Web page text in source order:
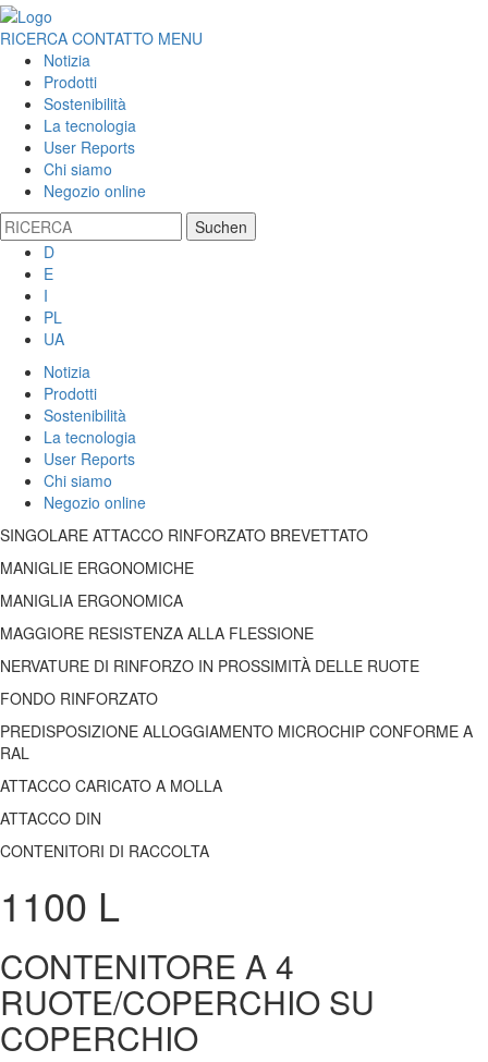
RICERCA CONTATTO MENU
Notizia
Prodotti
Sostenibilità
La tecnologia
User Reports
Chi siamo
Negozio online
D
E
I
PL
UA
Notizia
Prodotti
Sostenibilità
La tecnologia
User Reports
Chi siamo
Negozio online
SINGOLARE ATTACCO RINFORZATO BREVETTATO
MANIGLIE ERGONOMICHE
MANIGLIA ERGONOMICA
MAGGIORE RESISTENZA ALLA FLESSIONE
NERVATURE DI RINFORZO IN PROSSIMITÀ DELLE RUOTE
FONDO RINFORZATO
PREDISPOSIZIONE ALLOGGIAMENTO MICROCHIP CONFORME A
RAL
ATTACCO CARICATO A MOLLA
ATTACCO DIN
CONTENITORI DI RACCOLTA
1100 L
CONTENITORE A 4
RUOTE/COPERCHIO SU
COPERCHIO